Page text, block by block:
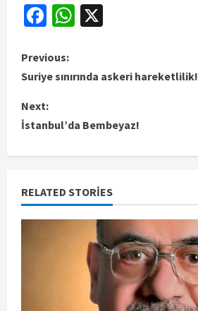
Facebook
WhatsApp
Previous:
Suriye sınırında askeri hareketlilik!
Next:
İstanbul’da Bembeyaz!
RELATED STORIES